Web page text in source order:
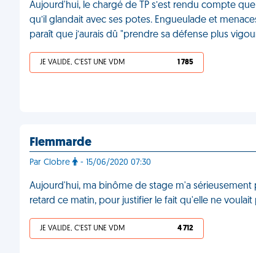
Aujourd'hui, le chargé de TP s’est rendu compte
qu’il glandait avec ses potes. Engueulade et
paraît que j’aurais dû "prendre sa défense plus
JE VALIDE, C'EST UNE VDM 1 785
Flemmarde
Par Clobre - 15/06/2020 07:30
Aujourd'hui, ma binôme de stage m'a
retard ce matin, pour justifier le fait qu'elle ne voulait
JE VALIDE, C'EST UNE VDM 4 712